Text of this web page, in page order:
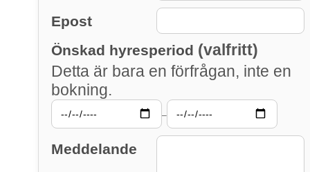
Epost
Önskad hyresperiod (valfritt)
Detta är bara en förfrågan, inte en
bokning.
–
Meddelande